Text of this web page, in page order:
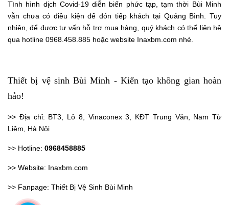
Tình hình dịch Covid-19 diễn biến phức tạp, tạm thời Bùi Minh
vẫn chưa có điều kiện để đón tiếp khách tại Quảng Bình. Tuy
nhiên, để được tư vấn hỗ trợ mua hàng, quý khách có thể liên hệ
qua hotline 0968.458.885 hoặc website Inaxbm.com nhé.
Thiết bị vệ sinh Bùi Minh - Kiến tạo không gian hoàn
hảo!
>> Địa chỉ: BT3, Lô 8, Vinaconex 3, KĐT Trung Văn, Nam Từ
Liêm, Hà Nội
>> Hotline: 0968458885
>> Website: Inaxbm.com
>> Fanpage: Thiết Bị Vệ Sinh Bùi Minh